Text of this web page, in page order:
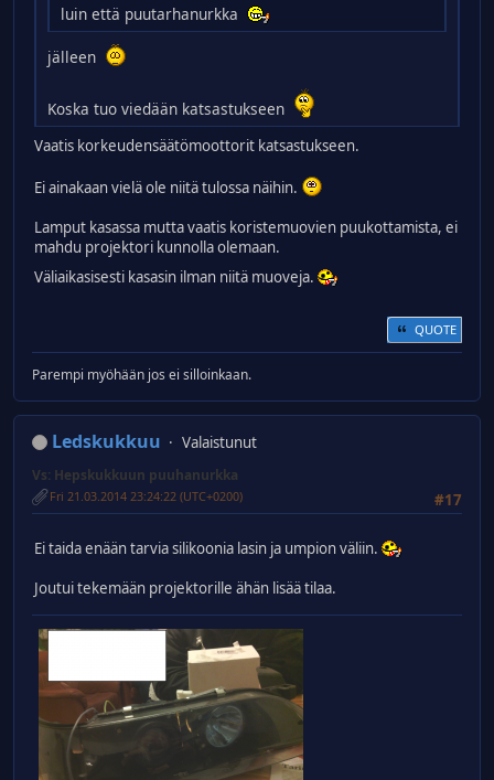
luin että puutarhanurkka
jälleen
Koska tuo viedään katsastukseen
Vaatis korkeudensäätömoottorit katsastukseen.
Ei ainakaan vielä ole niitä tulossa näihin.
Lamput kasassa mutta vaatis koristemuovien puukottamista, ei
mahdu projektori kunnolla olemaan.
Väliaikasisesti kasasin ilman niitä muoveja.
QUOTE
Parempi myöhään jos ei silloinkaan.
Ledskukkuu Valaistunut
Vs: Hepskukkuun puuhanurkka
#17
Fri 21.03.2014 23:24:22 (UTC+0200)
Ei taida enään tarvia silikoonia lasin ja umpion väliin.
Joutui tekemään projektorille ähän lisää tilaa.